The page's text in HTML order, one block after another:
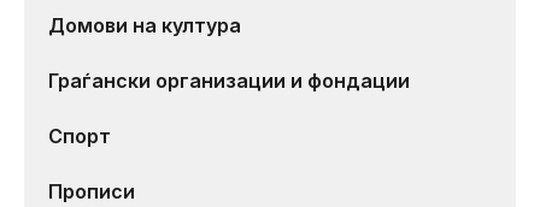
Домови на култура
Граѓански организации и фондации
Спорт
Прописи